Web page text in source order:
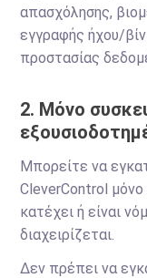
απασχόλησης,
εγγραφής ήχου/
προστασίας
2. Μόνο
Μπορείτε να
CleverControl
κατέχει ή είναι
διαχειρίζεται.
Δεν πρέπει να